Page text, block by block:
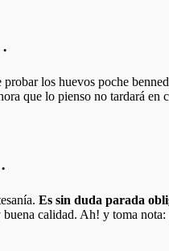
los huevos poche
que lo pienso no tardará en
Es sin duda parada
calidad. Ah! y toma